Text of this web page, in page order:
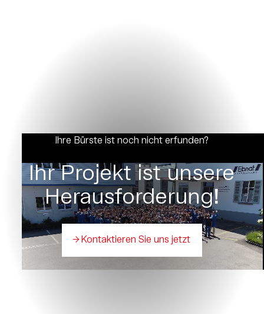
Ihre Bürste ist noch nicht erfunden?
Ihr Projekt ist unsere
Herausforderung!
Kontaktieren Sie uns jetzt